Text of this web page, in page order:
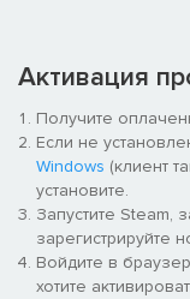
Активация
Получите
Если не
Windows (клиент
установите.
Запустите Steam,
зарегистрируйте
Войдите в
хотите